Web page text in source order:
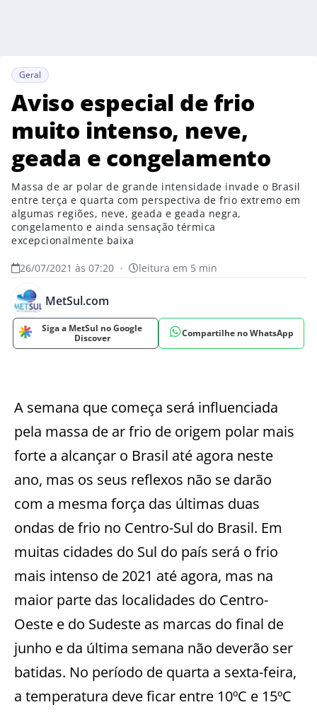
Geral
Aviso especial de frio
muito intenso, neve,
geada e congelamento
Massa de ar polar de grande intensidade invade o Brasil
entre terça e quarta com perspectiva de frio extremo em
algumas regiões, neve, geada e geada negra,
congelamento e ainda sensação térmica
excepcionalmente baixa
26/07/2021 às 07:20 • leitura em 5 min
MetSul.com
Siga a MetSul no Google
Discover
Compartilhe no WhatsApp
A semana que começa será influenciada
pela massa de ar frio de origem polar mais
forte a alcançar o Brasil até agora neste
ano, mas os seus reflexos não se darão
com a mesma força das últimas duas
ondas de frio no Centro-Sul do Brasil. Em
muitas cidades do Sul do país será o frio
mais intenso de 2021 até agora, mas na
maior parte das localidades do Centro-
Oeste e do Sudeste as marcas do final de
junho e da última semana não deverão ser
batidas. No período de quarta a sexta-feira,
a temperatura deve ficar entre 10ºC e 15ºC